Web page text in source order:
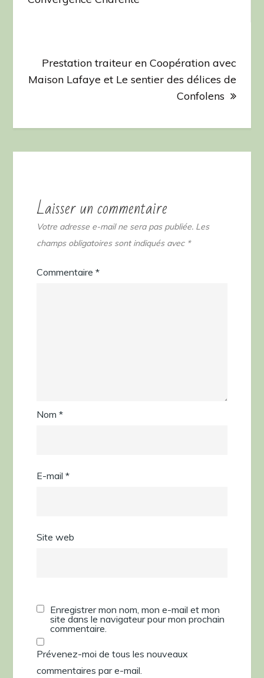
Prestation traiteur en Coopération avec
Maison Lafaye et Le sentier des délices de
Confolens
Laisser un commentaire
Votre adresse e-mail ne sera pas publiée. Les
champs obligatoires sont indiqués avec *
Commentaire*
Nom*
E-mail*
Site web
Enregistrer mon nom, mon e-mail et mon
site dans le navigateur pour mon prochain
commentaire.
Prévenez-moi de tous les nouveaux
commentaires par e-mail.